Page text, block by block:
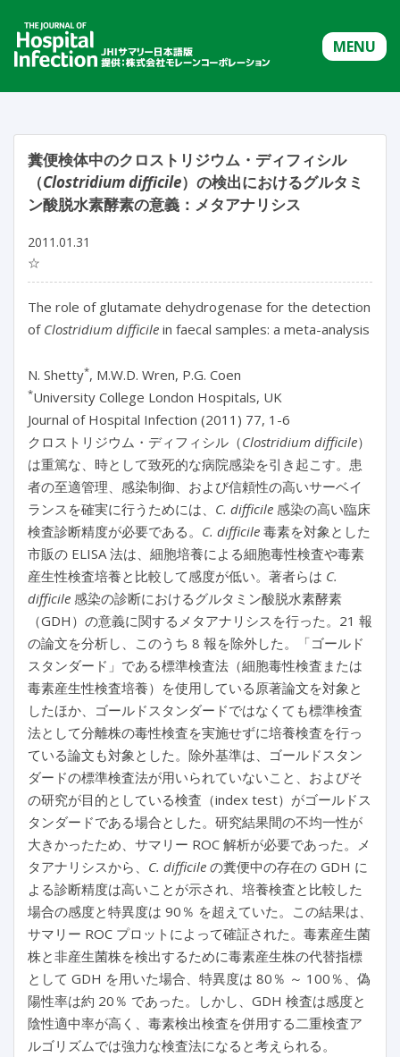
MENU
糞便検体中のクロストリジウム・ディフィシル
（Clostridium difficile）の検出におけるグルタミ
ン酸脱水素酵素の意義：メタアナリシス
2011.01.31
☆
The role of glutamate dehydrogenase for the detection
of Clostridium difficile in faecal samples: a meta-analysis
N. Shetty*, M.W.D. Wren, P.G. Coen
*University College London Hospitals, UK
Journal of Hospital Infection (2011) 77, 1-6
クロストリジウム・ディフィシル（Clostridium difficile）
は重篤な、時として致死的な病院感染を引き起こす。患
者の至適管理、感染制御、および信頼性の高いサーベイ
ランスを確実に行うためには、 C. difficile 感染の高い臨床
検査診断精度が必要である。 C. difficile 毒素を対象とした
市販の ELISA 法は、細胞培養による細胞毒性検査や毒素
産生性検査培養と比較して感度が低い。著者らは C.
difficile 感染の診断におけるグルタミン酸脱水素酵素
（GDH）の意義に関するメタアナリシスを行った。21 報
の論文を分析し、このうち 8 報を除外した。「ゴールド
スタンダード」である標準検査法（細胞毒性検査または
毒素産生性検査培養）を使用している原著論文を対象と
したほか、ゴールドスタンダードではなくても標準検査
法として分離株の毒性検査を実施せずに培養検査を行っ
ている論文も対象とした。除外基準は、ゴールドスタン
ダードの標準検査法が用いられていないこと、およびそ
の研究が目的としている検査（index test）がゴールドス
タンダードである場合とした。研究結果間の不均一性が
大きかったため、サマリー ROC 解析が必要であった。メ
タアナリシスから、 C. difficile の糞便中の存在の GDH に
よる診断精度は高いことが示され、培養検査と比較した
場合の感度と特異度は 90％ を超えていた。この結果は、
サマリー ROC プロットによって確証された。毒素産生菌
株と非産生菌株を検出するために毒素産生株の代替指標
として GDH を用いた場合、特異度は 80％ ～ 100％、偽
陽性率は約 20％ であった。しかし、GDH 検査は感度と
陰性適中率が高く、毒素検出検査を併用する二重検査ア
ルゴリズムでは強力な検査法になると考えられる。